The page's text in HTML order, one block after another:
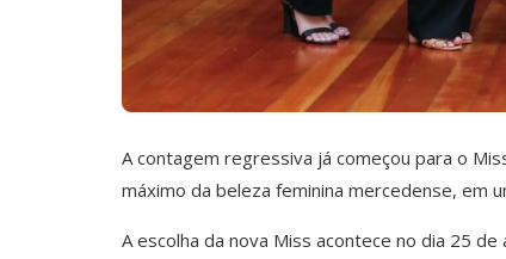
A contagem regressiva já começou para o
máximo da beleza feminina mercedense, em
A escolha da nova Miss acontece no dia 25